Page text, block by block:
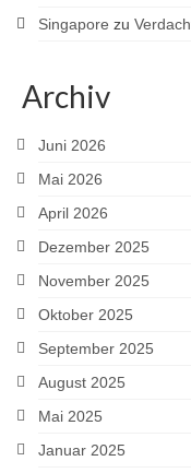
Singapore zu
Archiv
Juni 2026
Mai 2026
April 2026
Dezember 2025
November 2025
Oktober 2025
September 2025
August 2025
Mai 2025
Januar 2025